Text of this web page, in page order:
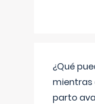
¿Qué
mientras
parto